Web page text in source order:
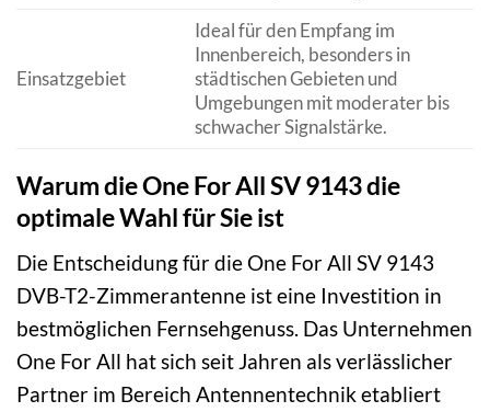
Einsatzgebiet
Ideal für den Empfang im
Innenbereich, besonders in
städtischen Gebieten und
Umgebungen mit moderater bis
schwacher Signalstärke.
Warum die One For All SV 9143 die
optimale Wahl für Sie ist
Die Entscheidung für die One For All SV 9143
DVB-T2-Zimmerantenne ist eine Investition in
bestmöglichen Fernsehgenuss. Das Unternehmen
One For All hat sich seit Jahren als verlässlicher
Partner im Bereich Antennentechnik etabliert